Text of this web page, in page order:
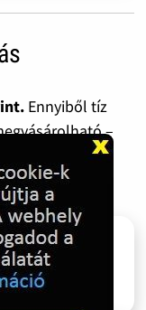
Ennyiből tíz
–
mosolyt és erőt